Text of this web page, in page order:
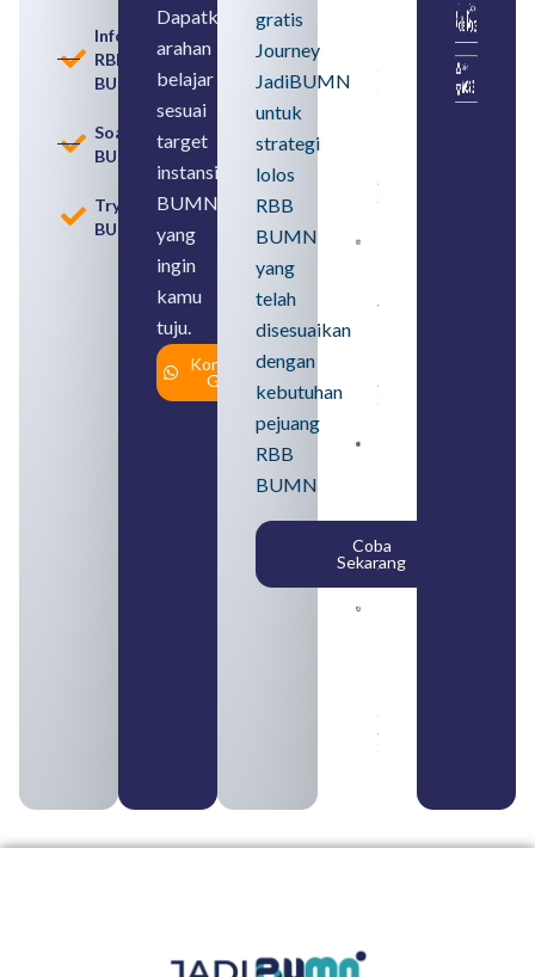
Informasi
RBB
BUMN
Soal
BUMN
Tryout
BUMN
Dapatkan
arahan
belajar
sesuai
target
instansi
BUMN
yang
ingin
kamu
tuju.
Konsultasi
Gratis
gratis
Journey
JadiBUMN
untuk
strategi
lolos
RBB
BUMN
yang
telah
disesuaikan
dengan
kebutuhan
pejuang
RBB
BUMN
Coba
Sekarang
SMA
Syarat,
August 5,
yang
August 4,
serta
Perbedaannya
August 3, 2026
Sektor
August 2,